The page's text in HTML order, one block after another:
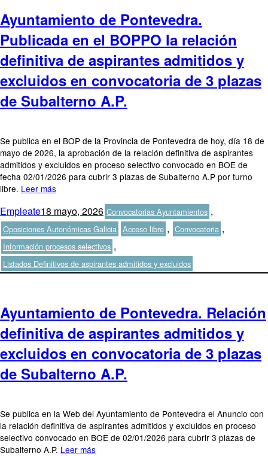
Ayuntamiento de Pontevedra.
Publicada en el BOPPO la relación
definitiva de aspirantes admitidos y
excluidos en convocatoria de 3 plazas
de Subalterno A.P.
Se publica en el BOP de la Provincia de Pontevedra de hoy, día 18 de
mayo de 2026, la aprobación de la relación definitiva de aspirantes
admitidos y excluidos en proceso selectivo convocado en BOE de
fecha 02/01/2026 para cubrir 3 plazas de Subalterno A.P por turno
libre. Leer más
Autor
EmpleatePublicado
el
18 mayo, 2026Categorías
Convocatorias Ayuntamientos ,
Oposiciones Autonómicas Galicia Etiquetas
Acceso libre , Convocatoria ,
Información procesos selectivos ,
Listados Definitivos de aspirantes admitidos y excluidos
Ayuntamiento de Pontevedra. Relación
definitiva de aspirantes admitidos y
excluidos en convocatoria de 3 plazas
de Subalterno A.P.
Se publica en la Web del Ayuntamiento de Pontevedra el Anuncio con
la relación definitiva de aspirantes admitidos y excluidos en proceso
selectivo convocado en BOE de 02/01/2026 para cubrir 3 plazas de
Subalterno A.P. Leer más